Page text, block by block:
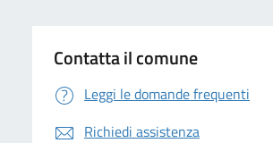
Contatta il comune
Leggi le domande frequenti
Richiedi assistenza